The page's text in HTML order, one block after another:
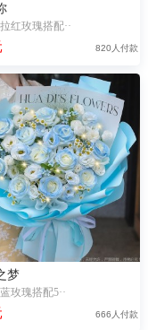
红玫瑰搭配··
820人付款
梦
玫瑰搭配5··
666人付款